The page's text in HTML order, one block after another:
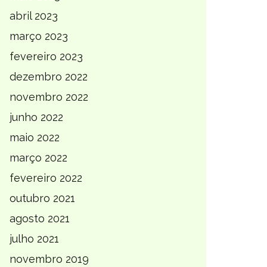
abril 2023
março 2023
fevereiro 2023
dezembro 2022
novembro 2022
junho 2022
maio 2022
março 2022
fevereiro 2022
outubro 2021
agosto 2021
julho 2021
novembro 2019